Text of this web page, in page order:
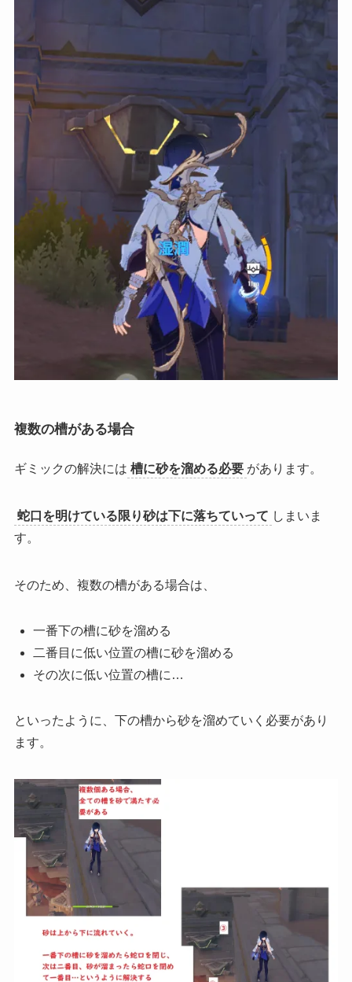
複数の槽がある場合
ギミックの解決には 槽に砂を溜める必要 があります。
蛇口を明けている限り砂は下に落ちていって しまいま
す。
そのため、複数の槽がある場合は、
一番下の槽に砂を溜める
二番目に低い位置の槽に砂を溜める
その次に低い位置の槽に…
といったように、下の槽から砂を溜めていく必要があり
ます。